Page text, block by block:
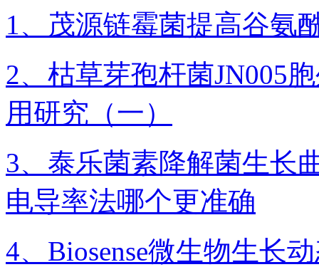
1、茂源链霉菌提高谷氨
2、枯草芽孢杆菌JN005
用研究（一）
3、泰乐菌素降解菌生长
电导率法哪个更准确
4、Biosense微生物生长